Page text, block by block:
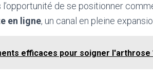
de se positionner
en ligne, un canal en pleine
efficaces pour soigner l'arthrose